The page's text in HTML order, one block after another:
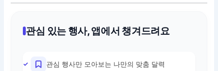
관심 있는 행사, 앱에서 챙겨드려요
관심 행사만 모아보는 나만의 맞춤 달력